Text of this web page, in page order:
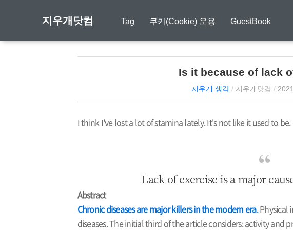
지우개닷컴 Tag 쿠키(Cookie) 운용 GuestBook
Is it because of lack
지우개 생각 / 지우개닷컴 /
I think I've lost a lot of stamina lately. It's not like it used to be.
Lack of exercise is a major
Abstract
Chronic diseases are major killers in the modern era.Physical
diseases. The initial third of the article considers: activity and